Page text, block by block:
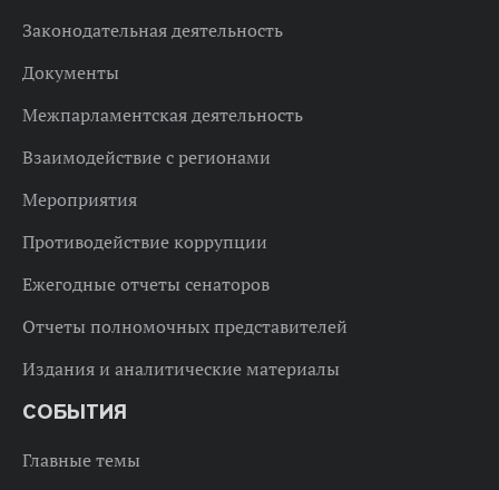
Законодательная деятельность
Документы
Межпарламентская деятельность
Взаимодействие с регионами
Мероприятия
Противодействие коррупции
Ежегодные отчеты сенаторов
Отчеты полномочных представителей
Издания и аналитические материалы
СОБЫТИЯ
Главные темы